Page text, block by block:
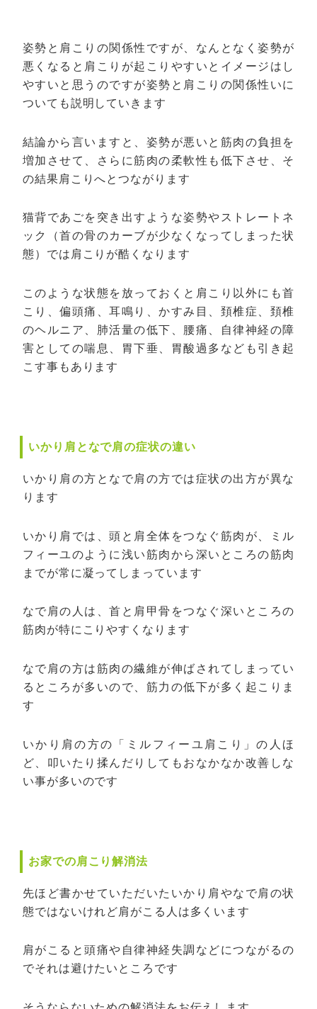
姿勢と肩こりの関係性ですが、なんとなく姿勢が
悪くなると肩こりが起こりやすいとイメージはし
やすいと思うのですが姿勢と肩こりの関係性いに
ついても説明していきます
結論から言いますと、姿勢が悪いと筋肉の負担を
増加させて、さらに筋肉の柔軟性も低下させ、そ
の結果肩こりへとつながります
猫背であごを突き出すような姿勢やストレートネ
ック（首の骨のカーブが少なくなってしまった状
態）では肩こりが酷くなります
このような状態を放っておくと肩こり以外にも首
こり、偏頭痛、耳鳴り、かすみ目、頚椎症、頚椎
のヘルニア、肺活量の低下、腰痛、自律神経の障
害としての喘息、胃下垂、胃酸過多なども引き起
こす事もあります
いかり肩となで肩の症状の違い
いかり肩の方となで肩の方では症状の出方が異な
ります
いかり肩では、頭と肩全体をつなぐ筋肉が、ミル
フィーユのように浅い筋肉から深いところの筋肉
までが常に凝ってしまっています
なで肩の人は、首と肩甲骨をつなぐ深いところの
筋肉が特にこりやすくなります
なで肩の方は筋肉の繊維が伸ばされてしまってい
るところが多いので、筋力の低下が多く起こりま
す
いかり肩の方の「ミルフィーユ肩こり」の人ほ
ど、叩いたり揉んだりしてもおなかなか改善しな
い事が多いのです
お家での肩こり解消法
先ほど書かせていただいたいかり肩やなで肩の状
態ではないけれど肩がこる人は多くいます
肩がこると頭痛や自律神経失調などにつながるの
でそれは避けたいところです